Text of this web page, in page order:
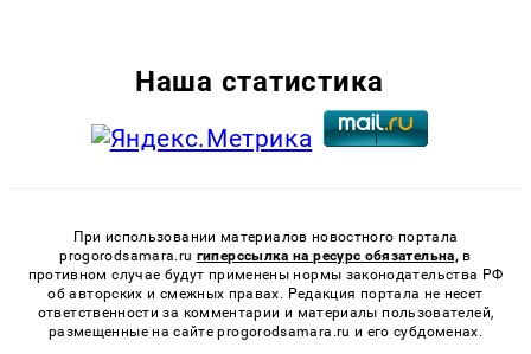
Наша статистика
При использовании материалов новостного портала
progorodsamara.ru гиперссылка на ресурс обязательна, в
противном случае будут применены нормы законодательства РФ
об авторских и смежных правах. Редакция портала не несет
ответственности за комментарии и материалы пользователей,
размещенные на сайте progorodsamara.ru и его субдоменах.